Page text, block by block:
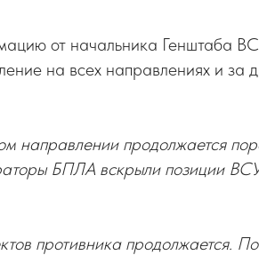
от начальника Генштаба
на всех направлениях и за
направлении продолжается
БПЛА вскрыли позиции
противника продолжается.